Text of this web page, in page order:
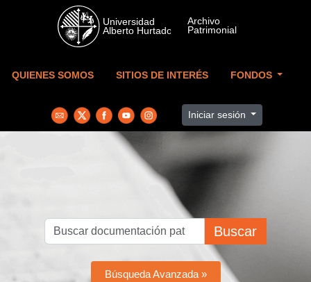
Skip to main content
QUIENES SOMOS SITIOS DE INTERÉS FONDOS
Iniciar sesión
Buscar
Búsqueda Avanzada »